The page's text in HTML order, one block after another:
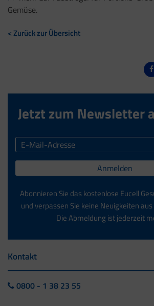
Gemüse.
< Zurück zur Übersicht
Jetzt zum Newsletter
Anmelden
Abonnieren Sie das kostenlose Eucell
und verpassen Sie keine Neuigkeiten
Die Abmeldung ist jederzeit
Kontakt
0800 - 1 38 23 55